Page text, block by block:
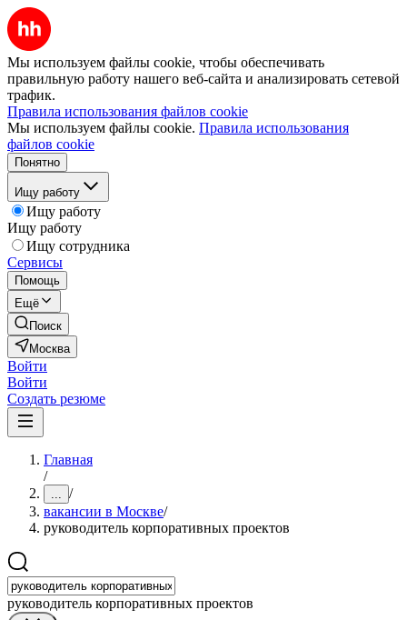
Мы используем файлы cookie, чтобы обеспечивать
правильную работу нашего веб-сайта и анализировать сетевой
трафик.
Правила использования файлов cookie
Мы используем файлы cookie. Правила использования
файлов cookie
Понятно
Ищу работу
Ищу работу
Ищу работу
Ищу сотрудника
Сервисы
Помощь
Ещё
Поиск
Москва
Войти
Войти
Создать резюме
Главная
/
... /
вакансии в Москве/
руководитель корпоративных проектов
руководитель корпоративных проектов